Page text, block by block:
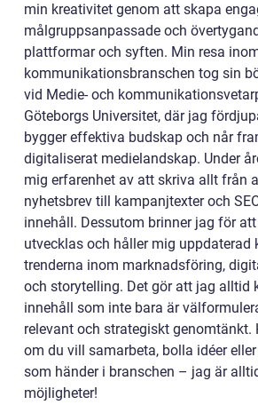
min kreativitet genom att skapa
målgruppsanpassade och
plattformar och syften. Min resa
kommunikationsbranschen tog sin
vid Medie- och
Göteborgs Universitet, där jag
bygger effektiva budskap och når
digitaliserat medielandskap. Under
mig erfarenhet av att skriva allt från
nyhetsbrev till kampanjtexter och
innehåll. Dessutom brinner jag för
utvecklas och håller mig uppdaterad
trenderna inom marknadsföring,
och storytelling. Det gör att jag alltid
innehåll som inte bara är
relevant och strategiskt genomtänkt.
om du vill samarbeta, bolla idéer
som händer i branschen – jag är
möjligheter!